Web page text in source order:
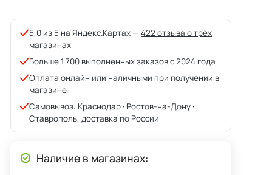
5,0 из 5 на Яндекс.Картах — 422 отзыва о трёх
магазинах
Больше 1 700 выполненных заказов с 2024 года
Оплата онлайн или наличными при получении в
магазине
Самовывоз: Краснодар · Ростов-на-Дону ·
Ставрополь, доставка по России
Наличие в магазинах: